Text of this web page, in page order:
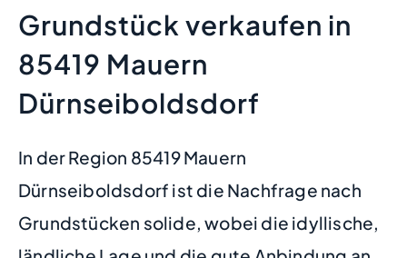
Grundstück verkaufen in
85419 Mauern
Dürnseiboldsdorf
In der Region 85419 Mauern
Dürnseiboldsdorf ist die Nachfrage nach
Grundstücken solide, wobei die idyllische,